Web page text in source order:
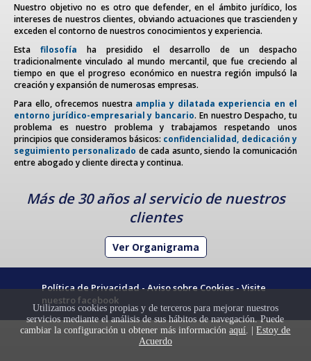
Utilizamos cookies propias y de terceros para mejorar nuestros
servicios mediante el análisis de sus hábitos de navegación. Puede
cambiar la configuración u obtener más informaciónaquí. |Estoy de
Acuerdo
con Nosotros
Noticias y
Actualidad
Nuestro objetivo no es otro que defender, en el ámbito jurídico, los
intereses de nuestros clientes, obviando actuaciones que trascienden y
exceden el contorno de nuestros conocimientos y experiencia.
Esta filosofía ha presidido el desarrollo de un despacho
tradicionalmente vinculado al mundo mercantil, que fue creciendo al
tiempo en que el progreso económico en nuestra región impulsó la
creación y expansión de numerosas empresas.
Para ello, ofrecemos nuestra amplia y dilatada experiencia en el
entorno jurídico-empresarial y bancario. En nuestro Despacho, tu
problema es nuestro problema y trabajamos respetando unos
principios que consideramos básicos: confidencialidad, dedicación y
seguimiento personalizado de cada asunto, siendo la comunicación
entre abogado y cliente directa y continua.
Más de 30 años al servicio de nuestros
clientes
Ver Organigrama
Política de Privacidad-Aviso sobre Cookies-Visite
nuestro facebook